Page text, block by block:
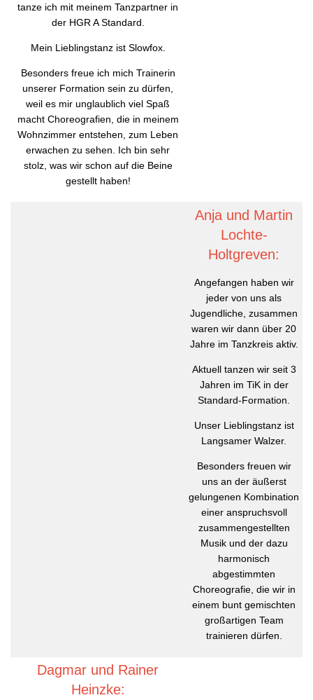
tanze ich mit meinem Tanzpartner in
der HGR A Standard.
Mein Lieblingstanz ist Slowfox.
Besonders freue ich mich Trainerin
unserer Formation sein zu dürfen,
weil es mir unglaublich viel Spaß
macht Choreografien, die in meinem
Wohnzimmer entstehen, zum Leben
erwachen zu sehen. Ich bin sehr
stolz, was wir schon auf die Beine
gestellt haben!
Anja und Martin
Lochte-
Holtgreven:
Angefangen haben wir
jeder von uns als
Jugendliche, zusammen
waren wir dann über 20
Jahre im Tanzkreis aktiv.
Aktuell tanzen wir seit 3
Jahren im TiK in der
Standard-Formation.
Unser Lieblingstanz ist
Langsamer Walzer.
Besonders freuen wir
uns an der äußerst
gelungenen Kombination
einer anspruchsvoll
zusammengestellten
Musik und der dazu
harmonisch
abgestimmten
Choreografie, die wir in
einem bunt gemischten
großartigen Team
trainieren dürfen.
Dagmar und Rainer
Heinzke: